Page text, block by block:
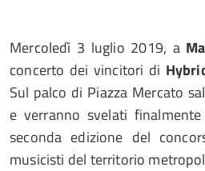
Mercoledì 3 luglio 2019, a
concerto dei vincitori di
Sul palco di Piazza Mercato
e verranno svelati
seconda edizione del
musicisti del territorio